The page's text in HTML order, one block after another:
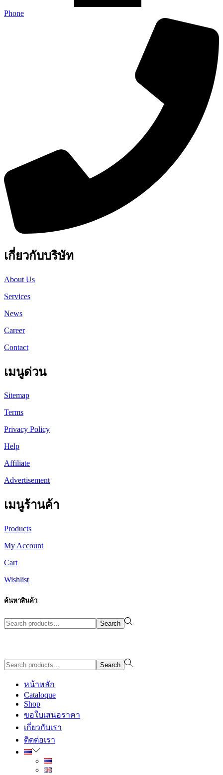
Phone
เกี่ยวกับบริษัท
About Us
Services
News
Career
Contact
เมนูด่วน
Sitemap
Terms
Privacy Policy
Help
Affiliate
Advertisement
เมนูร้านค้า
Products
My Account
Cart
Wishlist
ค้นหาสินค้า
Search
for:>
Search
Search
for:>
Search
หน้าหลัก
Cataloque
Shop
ขอใบเสนอราคา
เกี่ยวกับเรา
ติดต่อเรา